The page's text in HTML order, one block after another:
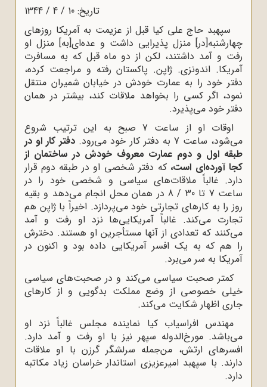
تاریخ: 10 / 4 / 1344
سپهبد حاج علی کیا قبل از عزیمت به آمریکا روزهای
چهارشنبه[در] منزل پذیرایی داشت و عده‌ای[به] منزل او
رفت ‌و آمد داشتند، لکن از دو ماه قبل که به مسافرت
آمریکا. اندونزی. ژاپن. پاکستان رفته و مراجعت کرده،
دفتر خود را به عمارت خودش در خیابان شمیران منتقل
نمود، اگر کسی را بخواهد ملاقات کند، بیشتر در همان
دفتر خود می‌پذیرد.
اوقات او از ساعت 7 صبح به این ترتیب شروع
می‌شود، ساعت 7 به دفتر کار خود می‌رود.
دفتر کار او در
طبقه اول و دوم عمارت معروف خودش در ساختمان از
کجا آورده‌ای است، که دفتر شخصی او در طبقه دوم قرار
دارد. غالباً ملاقات‌های سیاسی و شخصی خود را در
ساعت 7 تا 30 / 8 در همان محل انجام می‌دهد و بقیه
روز را به کارهای تجارتی خود می‌پردازد. اخیراً با ژاپن هم
تجارت می‌کند. غالباً آمریکایی‌ها نزد او رفت و آمد
می‌کنند که تعدادی از آنها مستأجرین او هستند. دخترش
را هم که به یک افسر آمریکایی داده بود و اکنون در
آمریکا به سر می‌برد.
کمتر صحبت سیاسی می‌کند و در صحبت‌های سیاسی
خیلی خصوصی از وضع مملکت بدگویی و از کارهای
جاری اظهار شکایت می‌کند.
مهندس افراسیاب کیا نماینده مجلس غالباً نزد او
می‌باشد. مورخ‌الدوله سپهر نیز با او رفت و آمد دارد.
افسرهای ارتش، من‌جمله سرلشگر گر‌زن با او ملاقات
دارند. با سپهبد امیرعزیزی استاندار خراسان زیاد مکاتبه
دارد.